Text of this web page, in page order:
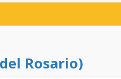
Rosario)